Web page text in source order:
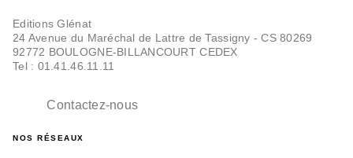
Editions Glénat
24 Avenue du Maréchal de Lattre de Tassigny - CS 80269
92772 BOULOGNE-BILLANCOURT CEDEX
Tel : 01.41.46.11.11
Contactez-nous
NOS RÉSEAUX